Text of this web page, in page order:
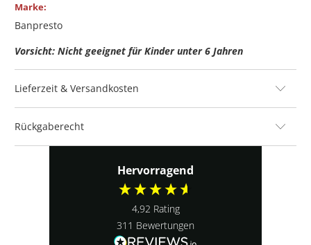
Marke:
Banpresto
Vorsicht: Nicht geeignet für Kinder unter 6 Jahren
Lieferzeit & Versandkosten
Rückgaberecht
Hervorragend
4,92 Rating
311 Bewertungen